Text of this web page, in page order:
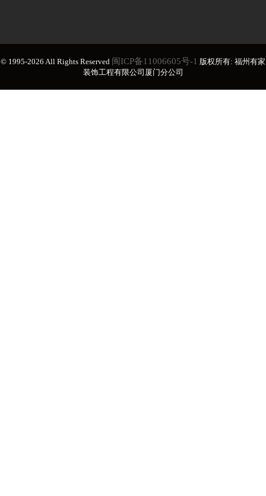
© 1995-2026 All Rights Reserved 闽ICP备11006605号-1 版权所有: 福州有家
装饰工程有限公司厦门分公司